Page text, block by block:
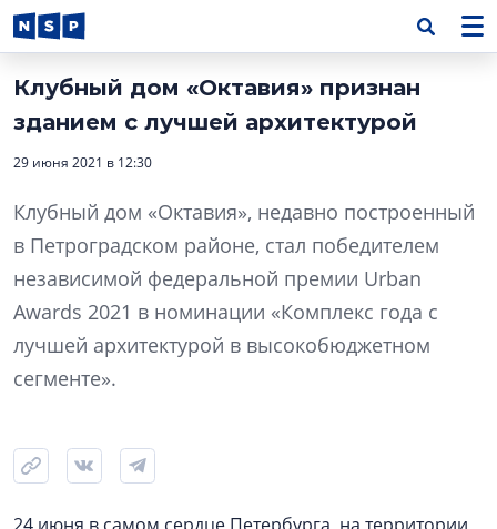
Клубный дом «Октавия» признан
зданием с лучшей архитектурой
29 июня 2021 в 12:30
Клубный дом «Октавия», недавно построенный
в Петроградском районе, стал победителем
независимой федеральной премии Urban
Awards 2021 в номинации «Комплекс года с
лучшей архитектурой в высокобюджетном
сегменте».